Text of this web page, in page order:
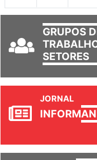
GRUPOS
SETORES
JORNAL
INFORM